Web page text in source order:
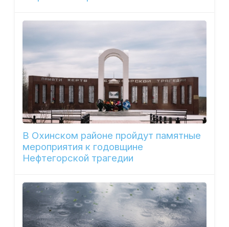
В Охинском районе пройдут памятные
мероприятия к годовщине
Нефтегорской трагедии